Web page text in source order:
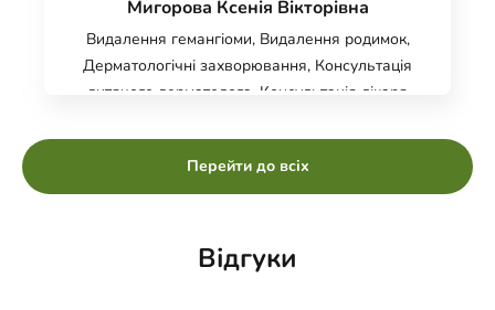
Мигорова Ксенія Вікторівна
Видалення гемангіоми, Видалення родимок,
Дерматологічні захворювання, Консультація
дитячого дерматолога, Консультація лікаря
Консультація дерматолога, Цифрова
дерматоскопія FotoFinder, Видалення бородавок,
Видалення папілом, Видалення ксантелазми,
Імунобіологічне лікування псоріазу, Випадіння
волосся, Кріомасаж голови, Мезотерапія
Перейти до всіх
Відгуки